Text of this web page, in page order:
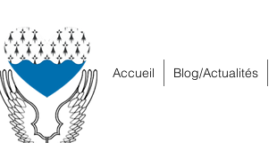
Accueil Blog/Actualités